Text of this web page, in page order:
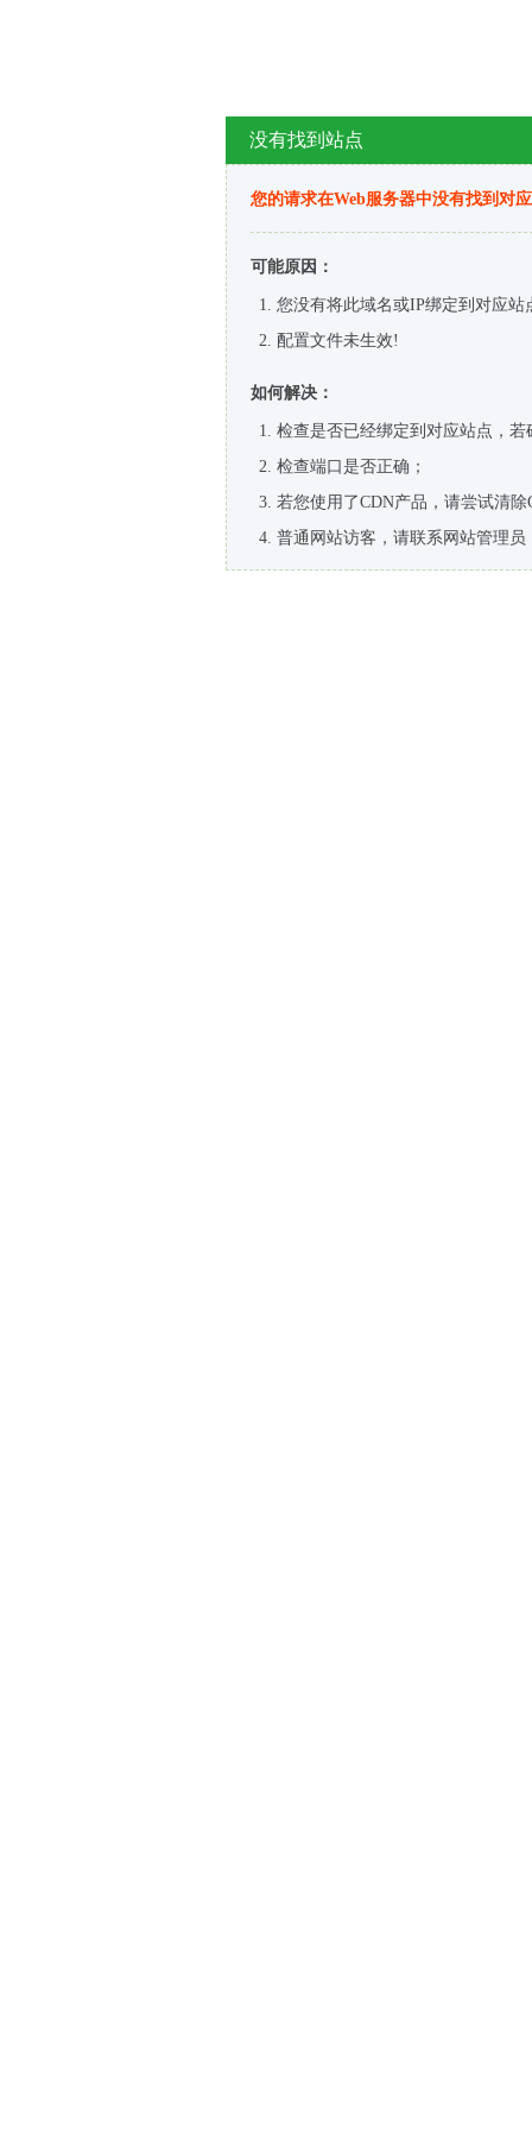
没有找到站点
您的请求在Web服务器中没有找到对
可能原因：
您没有将此域名或IP绑定到对应站
配置文件未生效!
如何解决：
检查是否已经绑定到对应站点，
检查端口是否正确；
若您使用了CDN产品，请尝试清除
普通网站访客，请联系网站管理员